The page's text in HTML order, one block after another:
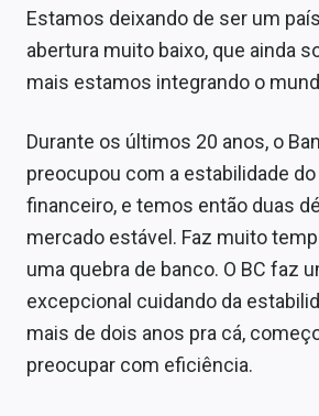
Estamos deixando de ser um
abertura muito baixo, que ainda
mais estamos integrando o
Durante os últimos 20 anos, o
preocupou com a estabilidade
financeiro, e temos então duas
mercado estável. Faz muito
uma quebra de banco. O BC faz
excepcional cuidando da
mais de dois anos pra cá,
preocupar com eficiência.